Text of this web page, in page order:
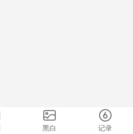
黑白 记录